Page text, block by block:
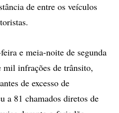
de entre os veículos
e meia-noite de segunda
mil infrações de trânsito,
de excesso de
a 81 chamados diretos de